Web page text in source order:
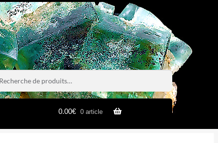
0.00€ 0 article